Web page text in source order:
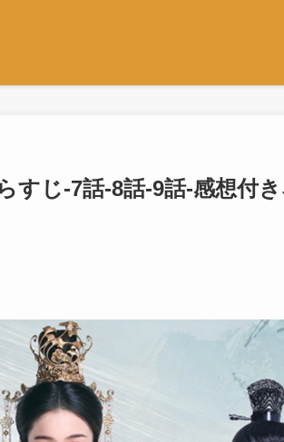
すじ-7話-8話-9話-感想付